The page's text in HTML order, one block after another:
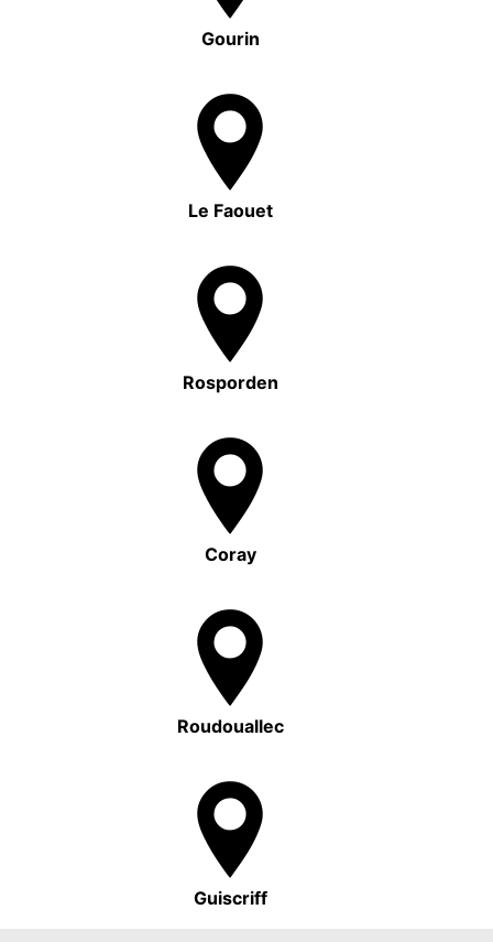
Gourin
Le Faouet
Rosporden
Coray
Roudouallec
Guiscriff